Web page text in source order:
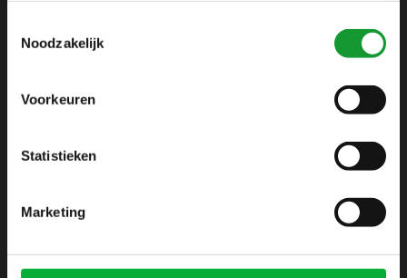
Noodzakelijk
Voorkeuren
Statistieken
Marketing
Disclaimer